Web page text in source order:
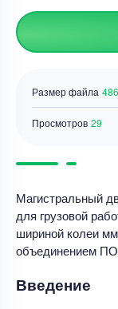
Размер файла
Просмотров 29
Магистральный
для грузовой
шириной колеи
объединением
Введение